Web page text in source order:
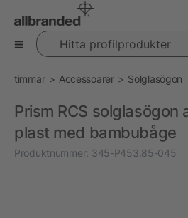
Hitta profilprodukter
timmar Accessoarer Solglasögon
Prism RCS solglasögon
plast med bambubåge
Produktnummer: 345-P453.85-045